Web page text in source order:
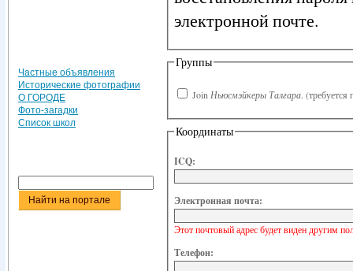
электронной почте.
Группы
Join Ньюсмэйкеры Талгара. (требуется
Координаты
ICQ:
Электронная почта:
Этот почтовый адрес будет виден другим
Телефон:
Частные объявления
Исторические фотографии
О ГОРОДЕ
Фото-загадки
Список школ